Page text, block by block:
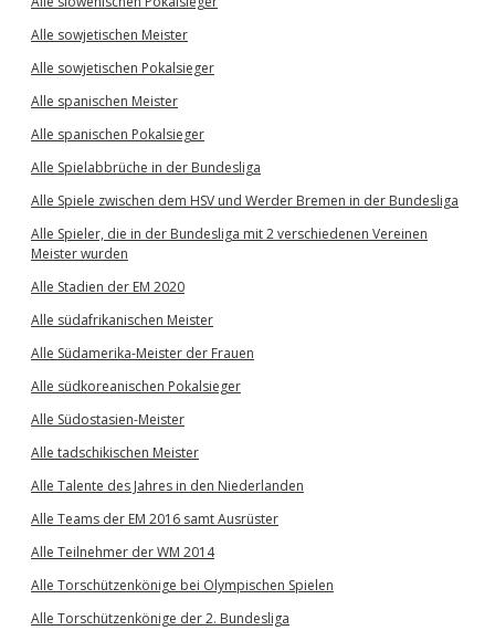
Alle sowjetischen Meister
Alle sowjetischen Pokalsieger
Alle spanischen Meister
Alle spanischen Pokalsieger
Alle Spielabbrüche in der Bundesliga
Alle Spiele zwischen dem HSV und Werder Bremen in der Bundesliga
Alle Spieler, die in der Bundesliga mit 2 verschiedenen Vereinen
Meister wurden
Alle Stadien der EM 2020
Alle südafrikanischen Meister
Alle Südamerika-Meister der Frauen
Alle südkoreanischen Pokalsieger
Alle Südostasien-Meister
Alle tadschikischen Meister
Alle Talente des Jahres in den Niederlanden
Alle Teams der EM 2016 samt Ausrüster
Alle Teilnehmer der WM 2014
Alle Torschützenkönige bei Olympischen Spielen
Alle Torschützenkönige der 2. Bundesliga